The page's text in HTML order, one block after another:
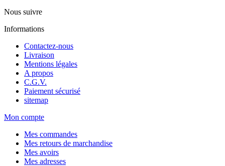
Nous suivre
Informations
Contactez-nous
Livraison
Mentions légales
A propos
C.G.V.
Paiement sécurisé
sitemap
Mon compte
Mes commandes
Mes retours de marchandise
Mes avoirs
Mes adresses